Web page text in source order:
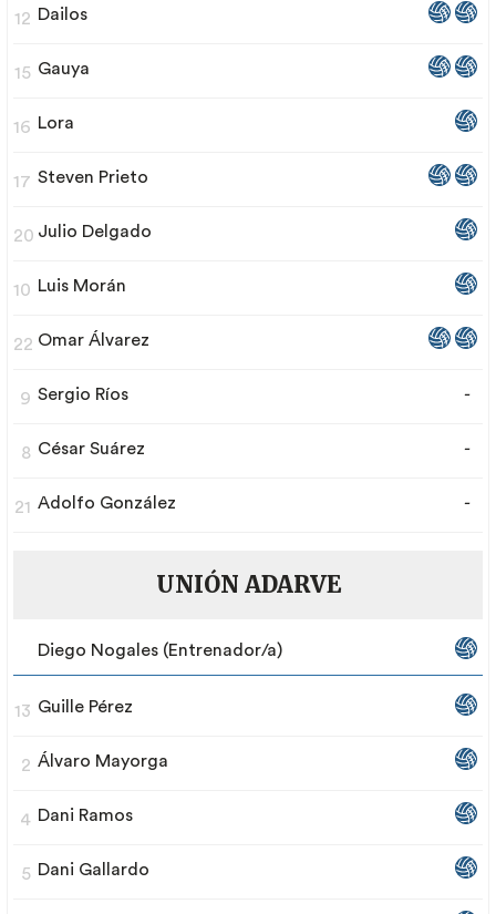
12 Dailos
15 Gauya
16 Lora
17 Steven Prieto
20 Julio Delgado
10 Luis Morán
22 Omar Álvarez
9 Sergio Ríos -
8 César Suárez -
21 Adolfo González -
UNIÓN ADARVE
Diego Nogales (Entrenador/a)
13 Guille Pérez
2 Álvaro Mayorga
4 Dani Ramos
5 Dani Gallardo